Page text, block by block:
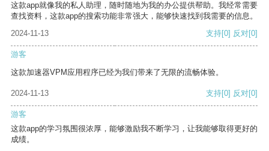
这款app就像我的私人助理，随时随地为我的办公提供帮助。我经常需要
查找资料，这款app的搜索功能非常强大，能够快速找到我需要的信息。
2024-11-13
支持[0] 反对[0]
游客
这款加速器VPM应用程序已经为我们带来了无限的流畅体验。
2024-11-13 支持[0] 反对[0]
游客
这款app的学习氛围很浓厚，能够激励我不断学习，让我能够取得更好的
成绩。